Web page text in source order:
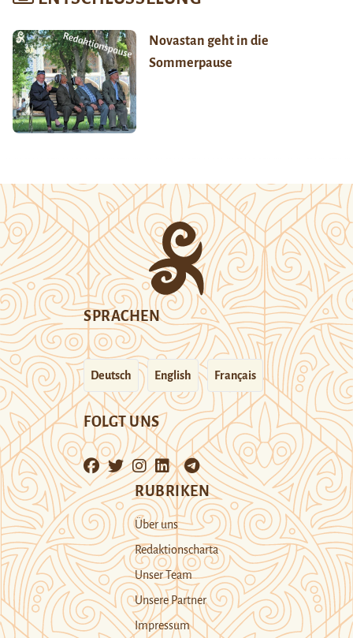
Novastan geht in die
Sommerpause
SPRACHEN
Deutsch English Français
FOLGT UNS
RUBRIKEN
Über uns
Redaktionscharta
Unser Team
Unsere Partner
Impressum